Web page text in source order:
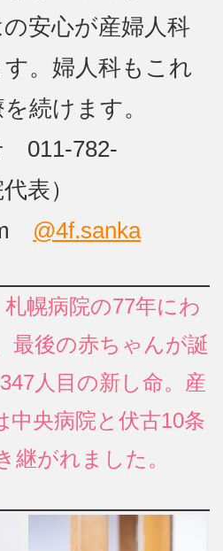
安心が産婦人科
。婦人科もこれ
続けます。
011-782-
表）
@4f.sanka
幌病院の77年にわ
最後の赤ちゃんが誕
人目の新し命。産
中央病院と伏古10条
継がれました。